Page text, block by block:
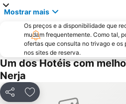
Semana Santa
La Caleta
Navidad
Calahonda
Torrenueva
El
Estación de autobuses
Palacete La Najarra
Mostrar mais
Os preços e a disponibilidade que
mudam frequentemente. Como tal,
ofertas que consulta no trivago e os
nos sites de reserva.
Um dos Hotéis com
Nerja
PartilharAdicionar aos favoritos